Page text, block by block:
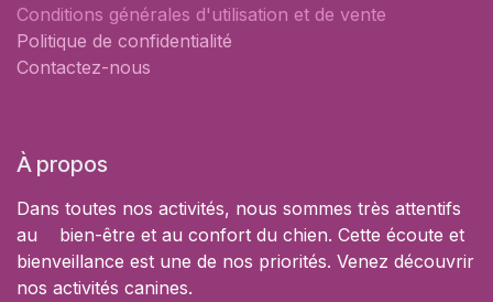
Conditions générales d'utilisation et de vente
Politique de confidentialité
Contactez-nous
À propos
Dans toutes nos activités, nous sommes très attentifs
au bien-être et au confort du chien. Cette écoute et
bienveillance est une de nos priorités. Venez découvrir
nos activités canines.